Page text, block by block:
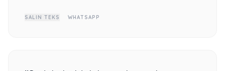
SALIN TEKS WHATSAPP